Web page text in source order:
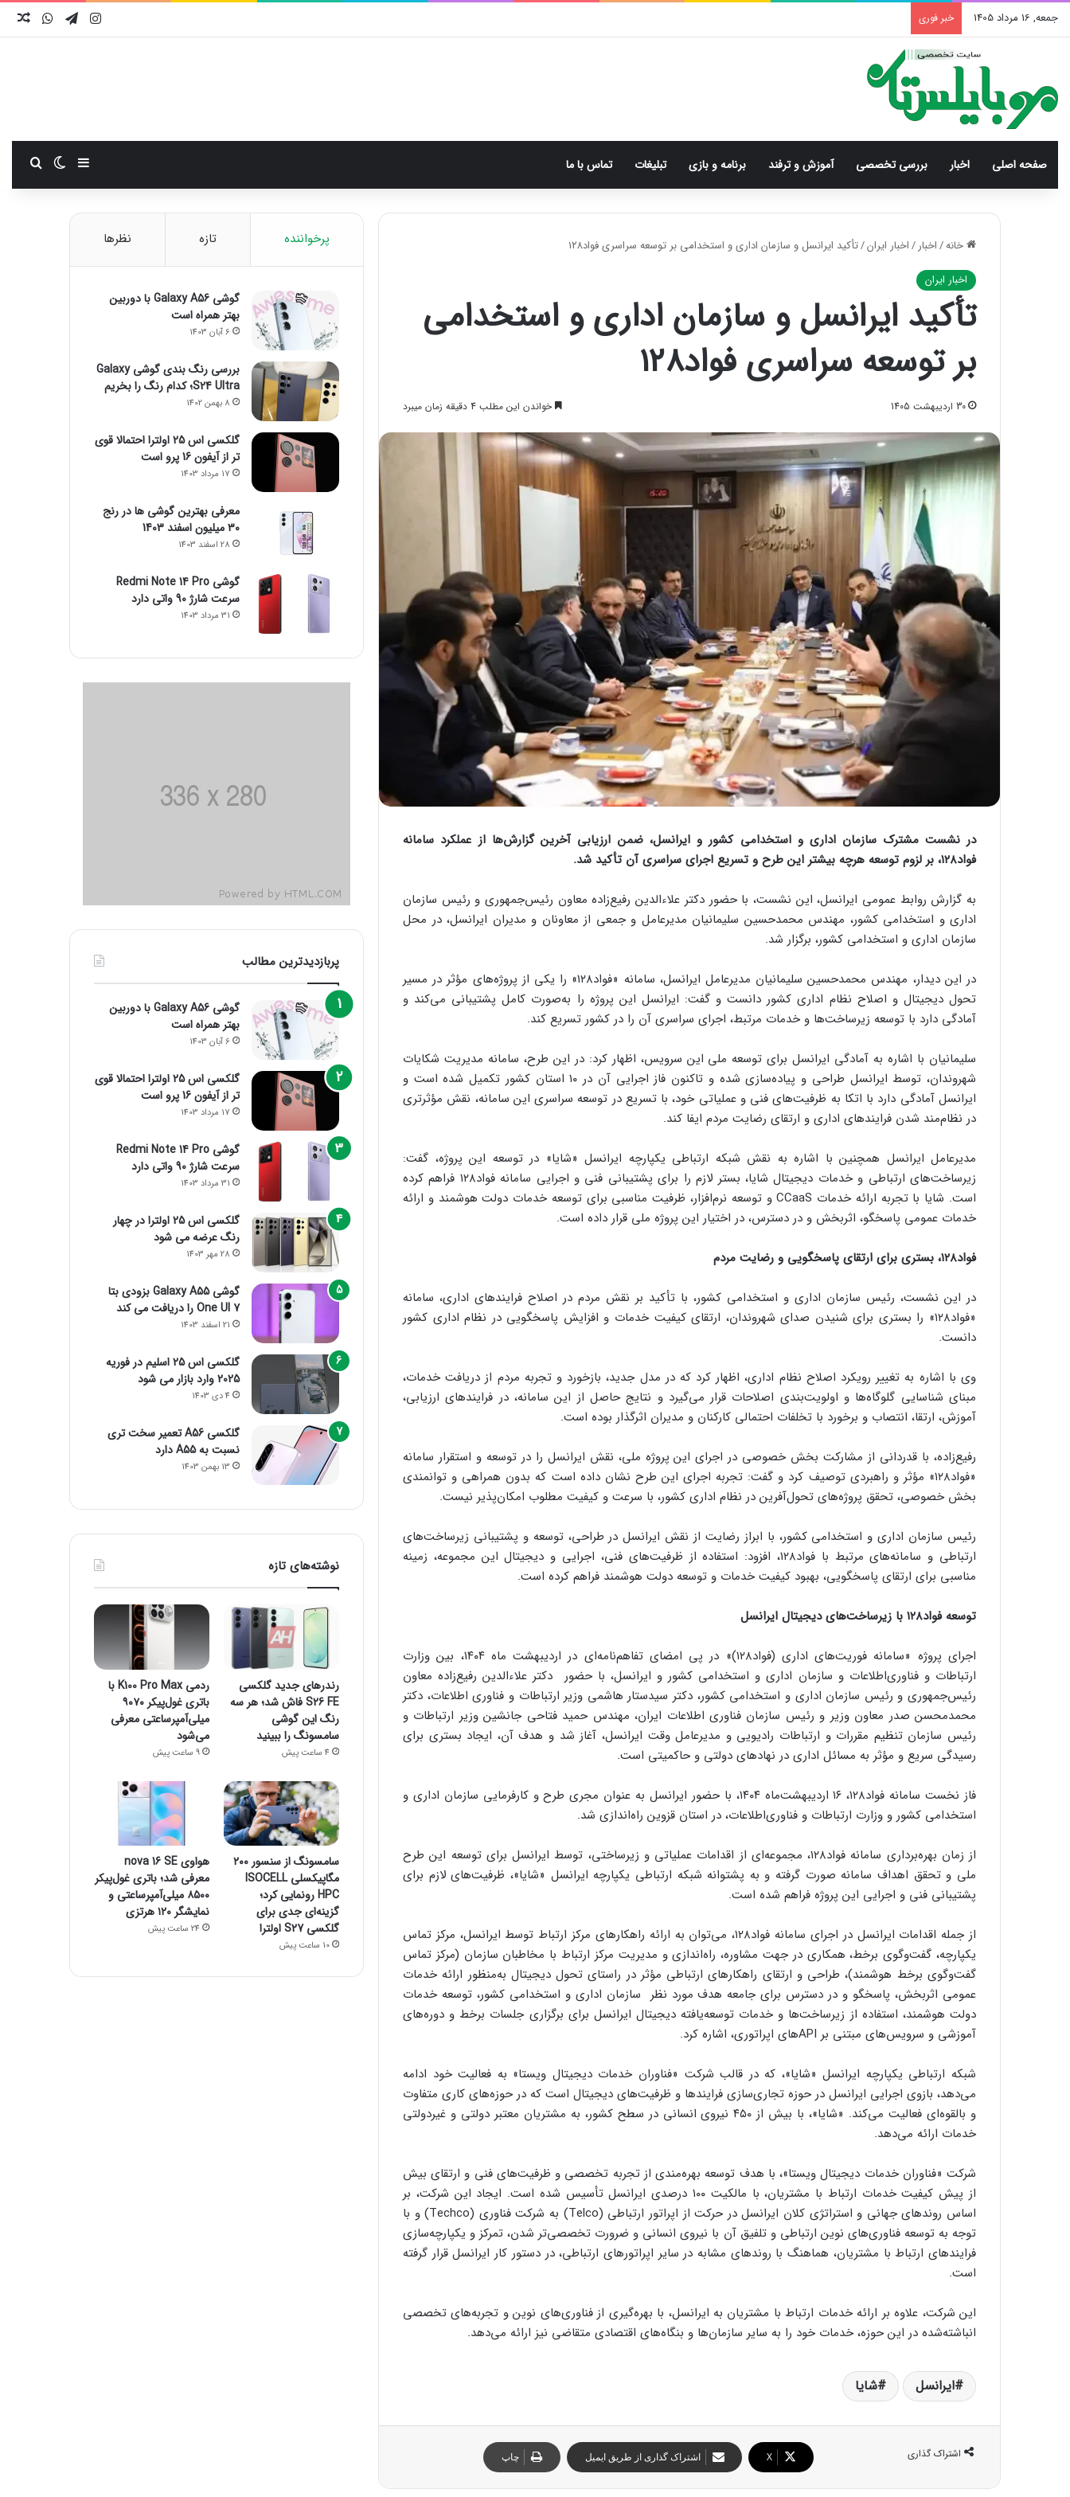
جمعه, 16 مرداد 1405 خبر فوری اینستاگرام
تلگرام واتس
صفحه اصلی اخبار بررسی‌ تخصصی آموزش و ترفند برنامه و بازی تبلیغات تماس با ما سایدبارتغییر
خانه/اخبار/اخبار ایران/تأکید ایرانسل و سازمان اداری و استخدامی بر توسعه سراسری فواد۱۲۸
اخبار ایران
تأکید ایرانسل و سازمان اداری و استخدامی
بر توسعه سراسری فواد۱۲۸
30 اردیبهشت 1405 خواندن این مطلب 4 دقیقه زمان میبرد
در نشست مشترک سازمان اداری و استخدامی کشور و ایرانسل، ضمن ارزیابی آخرین گزارش‌ها از عملکرد سامانه
فواد۱۲۸، بر لزوم توسعه هرچه بیشتر این طرح و تسریع اجرای سراسری آن تأکید شد.
به گزارش روابط عمومی ایرانسل، این نشست، با حضور دکتر علاءالدین رفیع‌زاده معاون رئیس‌‌جمهوری و رئیس سازمان
اداری و استخدامی کشور، مهندس محمدحسین سلیمانیان مدیرعامل و جمعی از معاونان و مدیران ایرانسل، در محل
سازمان اداری و استخدامی کشور، برگزار شد.
در این دیدار، مهندس محمدحسین سلیمانیان مدیرعامل ایرانسل، سامانه «فواد۱۲۸» را یکی از پروژه‌های مؤثر در مسیر
تحول دیجیتال و اصلاح نظام اداری کشور دانست و گفت: ایرانسل این پروژه را به‌صورت کامل پشتیبانی می‌کند و
آمادگی دارد با توسعه زیرساخت‌ها و خدمات مرتبط، اجرای سراسری آن را در کشور تسریع کند.
سلیمانیان با اشاره به آمادگی ایرانسل برای توسعه ملی این سرویس، اظهار کرد: در این طرح، سامانه مدیریت شکایات
شهروندان، توسط ایرانسل طراحی و پیاده‌سازی شده و تاکنون فاز اجرایی آن در ۱۰ استان کشور تکمیل شده است و
ایرانسل آمادگی دارد با اتکا به ظرفیت‌های فنی و عملیاتی خود، با تسریع در توسعه سراسری این سامانه، نقش مؤثرتری
در نظام‌مند شدن فرایندهای اداری و ارتقای رضایت مردم ایفا کند.
مدیرعامل ایرانسل همچنین با اشاره به نقش شبکه ارتباطی یکپارچه ایرانسل «شایا» در توسعه این پروژه، گفت:
زیرساخت‌های ارتباطی و خدمات دیجیتال شایا، بستر لازم را برای پشتیبانی فنی و اجرایی سامانه فواد۱۲۸ فراهم کرده
است. شایا با تجربه ارائه خدمات CCaaS و توسعه نرم‌افزار، ظرفیت مناسبی برای توسعه خدمات دولت هوشمند و ارائه
خدمات عمومی پاسخگو، اثربخش و در دسترس، در اختیار این پروژه ملی قرار داده است.
فواد۱۲۸، بستری برای ارتقای پاسخگویی و رضایت مردم
در این نشست، رئیس سازمان اداری و استخدامی کشور، با تأکید بر نقش مردم در اصلاح فرایندهای اداری، سامانه
«فواد۱۲۸» را بستری برای شنیدن صدای شهروندان، ارتقای کیفیت خدمات و افزایش پاسخگویی در نظام اداری کشور
دانست.
وی با اشاره به تغییر رویکرد اصلاح نظام اداری، اظهار کرد که در مدل جدید، بازخورد و تجربه مردم از دریافت خدمات،
مبنای شناسایی گلوگاه‌ها و اولویت‌بندی اصلاحات قرار می‌گیرد و نتایج حاصل از این سامانه، در فرایندهای ارزیابی،
آموزش، ارتقا، انتصاب و برخورد با تخلفات احتمالی کارکنان و مدیران اثرگذار بوده است.
رفیع‌زاده، با قدردانی از مشارکت بخش خصوصی در اجرای این پروژه ملی، نقش ایرانسل را در توسعه و استقرار سامانه
«فواد۱۲۸» مؤثر و راهبردی توصیف کرد و گفت: تجربه اجرای این طرح نشان داده است که بدون همراهی و توانمندی
بخش خصوصی، تحقق پروژه‌های تحول‌آفرین در نظام اداری کشور، با سرعت و کیفیت مطلوب امکان‌پذیر نیست.
رئیس سازمان اداری و استخدامی کشور، با ابراز رضایت از نقش ایرانسل در طراحی، توسعه و پشتیبانی زیرساخت‌های
ارتباطی و سامانه‌های مرتبط با فواد۱۲۸، افزود: استفاده از ظرفیت‌های فنی، اجرایی و دیجیتال این مجموعه، زمینه
مناسبی برای ارتقای پاسخگویی، بهبود کیفیت خدمات و توسعه دولت هوشمند فراهم کرده است.
توسعه فواد۱۲۸ با زیرساخت‌های دیجیتال ایرانسل
اجرای پروژه «سامانه فوریت‌های اداری (فواد۱۲۸)» در پی امضای تفاهم‌نامه‌ای در اردیبهشت ماه ۱۴۰۴، بین وزارت
ارتباطات و فناوری‌اطلاعات و سازمان اداری و استخدامی کشور و ایرانسل، با حضور دکتر علاءالدین رفیع‌زاده معاون
رئیس‌‌جمهوری و رئیس سازمان اداری و استخدامی کشور، دکتر سیدستار هاشمی وزیر ارتباطات و فناوری اطلاعات، دکتر
محمدمحسن صدر معاون وزیر و رئیس سازمان فناوری اطلاعات ایران، مهندس حمید فتاحی جانشین وزیر ارتباطات و
رئیس سازمان تنظیم مقررات و ارتباطات رادیویی و مدیرعامل وقت ایرانسل، آغاز شد و هدف آن، ایجاد بستری برای
رسیدگی سریع و مؤثر به مسائل اداری در نهادهای دولتی و حاکمیتی است.
فاز نخست سامانه فواد۱۲۸، ۱۶ اردیبهشت‌ماه ۱۴۰۴، با حضور ایرانسل به عنوان مجری طرح و کارفرمایی سازمان اداری و
استخدامی کشور و وزارت ارتباطات و فناوری‌اطلاعات، در استان قزوین راه‌اندازی شد.
از زمان بهره‌برداری سامانه فواد۱۲۸، مجموعه‌ای از اقدامات عملیاتی و زیرساختی، توسط ایرانسل برای توسعه این طرح
ملی و تحقق اهداف سامانه صورت گرفته و به پشتوانه شبکه ارتباطی یکپارچه ایرانسل «شایا»، ظرفیت‌های لازم برای
پشتیبانی فنی و اجرایی این پروژه فراهم شده است.
از جمله اقدامات ایرانسل در اجرای سامانه فواد۱۲۸، می‌توان به ارائه راهکارهای مرکز ارتباط توسط ایرانسل، مرکز تماس
یکپارچه، گفت‌وگوی برخط، همکاری در جهت مشاوره، راه‌اندازی و مدیریت مرکز ارتباط با مخاطبان سازمان (مرکز تماس
گفت‌وگوی برخط هوشمند)، طراحی و ارتقای راهکارهای ارتباطی مؤثر در راستای تحول دیجیتال به‌منظور ارائه خدمات
عمومی اثربخش، پاسخگو و در دسترس برای جامعه هدف مورد نظر سازمان اداری و استخدامی کشور، توسعه خدمات
دولت هوشمند، استفاده از زیرساخت‌ها و خدمات توسعه‌یافته دیجیتال ایرانسل برای برگزاری جلسات برخط و دوره‌های
آموزشی و سرویس‌های مبتنی بر APIهای اپراتوری، اشاره کرد.
شبکه ارتباطی یکپارچه ایرانسل «شایا»، که در قالب شرکت «فناوران خدمات دیجیتال ویستا» به فعالیت خود ادامه
می‌دهد، بازوی اجرایی ایرانسل در حوزه تجاری‌سازی فرایندها و ظرفیت‌های دیجیتال است که در حوزه‌های کاری متفاوت
و بالقوه‌ای فعالیت می‌کند. «شایا»، با بیش از ۴۵۰ نیروی انسانی در سطح کشور، به مشتریان معتبر دولتی و غیردولتی
خدمات ارائه می‌دهد.
شرکت «فناوران خدمات دیجیتال ویستا»، با هدف توسعه بهره‌مندی از تجربه تخصصی و ظرفیت‌های فنی و ارتقای بیش
از پیش کیفیت خدمات ارتباط با مشتریان، با مالکیت ۱۰۰ درصدی ایرانسل تأسیس شده است. ایجاد این شرکت، بر
اساس روندهای جهانی و استراتژی کلان ایرانسل در حرکت از اپراتور ارتباطی (Telco) به شرکت فناوری (Techco) و با
توجه به توسعه فناوری‌های نوین ارتباطی و تلفیق آن با نیروی انسانی و ضرورت تخصصی‌تر شدن، تمرکز و یکپارچه‌سازی
فرایندهای ارتباط با مشتریان، هماهنگ با روندهای مشابه در سایر اپراتورهای ارتباطی، در دستور کار ایرانسل قرار گرفته
است.
این شرکت، علاوه بر ارائه خدمات ارتباط با مشتریان به ایرانسل، با بهره‌گیری از فناوری‌های نوین و تجربه‌های تخصصی
انباشته‌شده در این حوزه، خدمات خود را به سایر سازمان‌ها و بنگاه‌های اقتصادی متقاضی نیز ارائه می‌دهد.
ایرانسل شایا
اشتراک گذاری X اشتراک گذاری از طریق ایمیل چاپ
پرخواننده تازه نظرها
گوشی Galaxy A56 با دوربین
بهتر همراه است
6 آبان 1403
بررسی رنگ بندی گوشی Galaxy
S24 Ultra؛ کدام رنگ را بخریم
8 بهمن 1402
گلکسی اس 25 اولترا احتمالا قوی
تر از آیفون 16 پرو است
17 مرداد 1403
معرفی بهترین گوشی ها در رنج
۳۰ میلیون اسفند 1403
28 اسفند 1403
گوشی Redmi Note 14 Pro
سرعت شارژ 90 واتی دارد
31 مرداد 1403
پربازدیدترین مطالب
گوشی Galaxy A56 با دوربین
بهتر همراه است
6 آبان 1403
گلکسی اس 25 اولترا احتمالا قوی
تر از آیفون 16 پرو است
17 مرداد 1403
گوشی Redmi Note 14 Pro
سرعت شارژ 90 واتی دارد
31 مرداد 1403
گلکسی اس 25 اولترا در چهار
رنگ عرضه می شود
28 مهر 1403
گوشی Galaxy A55 بزودی بتا
One UI 7 را دریافت می کند
21 اسفند 1403
گلکسی اس 25 اسلیم در فوریه
2025 وارد بازار می شود
4 دی 1403
گلکسی A56 تعمیر سخت تری
نسبت به A55 دارد
13 بهمن 1403
نوشته‌های تازه
رندرهای جدید گلکسی
S26 FE فاش شد؛ هر سه
رنگ این گوشی
سامسونگ را ببینید
4 ساعت پیش
ردمی K100 Pro Max با
باتری غول‌پیکر ۹۰۷۰
میلی‌آمپرساعتی معرفی
می‌شود
9 ساعت پیش
سامسونگ از سنسور ۲۰۰
مگاپیکسلی ISOCELL
HPC رونمایی کرد؛
گزینه‌ای جدی برای
گلکسی S27 اولترا
10 ساعت پیش
هواوی nova 16 SE
معرفی شد؛ باتری غول‌پیکر
۸۵۰۰ میلی‌آمپرساعتی و
نمایشگر ۱۲۰ هرتزی
24 ساعت پیش